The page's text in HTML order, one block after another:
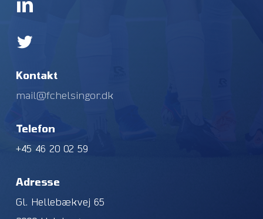
Kontakt
mail@fchelsingor.dk
Telefon
+45 46 20 02 59
Adresse
Gl. Hellebækvej 65